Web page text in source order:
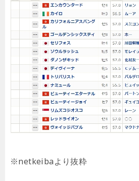
※netkeibaより抜粋